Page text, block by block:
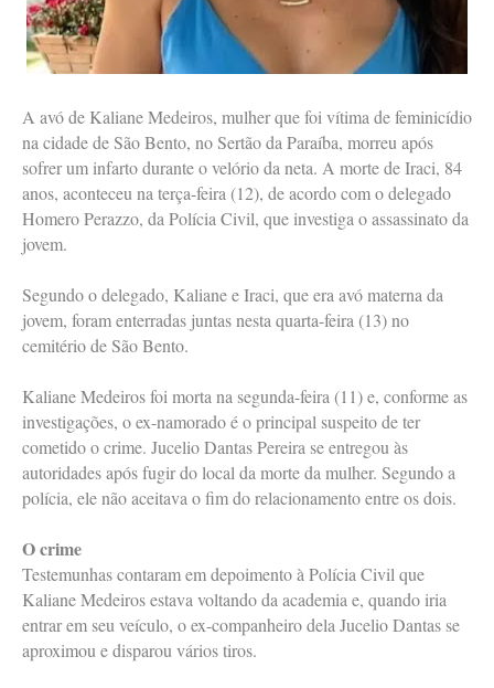
A avó de Kaliane Medeiros, mulher que foi vítima de feminicídio
na cidade de São Bento, no Sertão da Paraíba, morreu após
sofrer um infarto durante o velório da neta. A morte de Iraci, 84
anos, aconteceu na terça-feira (12), de acordo com o delegado
Homero Perazzo, da Polícia Civil, que investiga o assassinato da
jovem.
Segundo o delegado, Kaliane e Iraci, que era avó materna da
jovem, foram enterradas juntas nesta quarta-feira (13) no
cemitério de São Bento.
Kaliane Medeiros foi morta na segunda-feira (11) e, conforme as
investigações, o ex-namorado é o principal suspeito de ter
cometido o crime. Jucelio Dantas Pereira se entregou às
autoridades após fugir do local da morte da mulher. Segundo a
polícia, ele não aceitava o fim do relacionamento entre os dois.
O crime
Testemunhas contaram em depoimento à Polícia Civil que
Kaliane Medeiros estava voltando da academia e, quando iria
entrar em seu veículo, o ex-companheiro dela Jucelio Dantas se
aproximou e disparou vários tiros.